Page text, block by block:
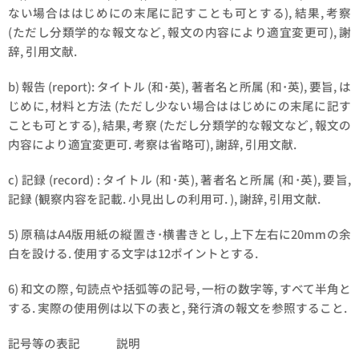
ない場合ははじめにの末尾に記すことも可とする), 結果, 考察
(ただし分類学的な報文など, 報文の内容により適宜変更可), 謝
辞, 引用文献.
b) 報告 (report): タイトル (和･英), 著者名と所属 (和･英), 要旨, は
じめに, 材料と方法 (ただし少ない場合ははじめにの末尾に記す
ことも可とする), 結果, 考察 (ただし分類学的な報文など, 報文の
内容により適宜変更可. 考察は省略可), 謝辞, 引用文献.
c) 記録 (record) : タイトル (和･英), 著者名と所属 (和･英), 要旨,
記録 (観察内容を記載. 小見出しの利用可. ), 謝辞, 引用文献.
5) 原稿はA4版用紙の縦置き･横書きとし, 上下左右に20mmの余
白を設ける. 使用する文字は12ポイントとする.
6) 和文の際, 句読点や括弧等の記号, 一桁の数字等, すべて半角と
する. 実際の使用例は以下の表と, 発行済の報文を参照すること.
記号等の表記 説明